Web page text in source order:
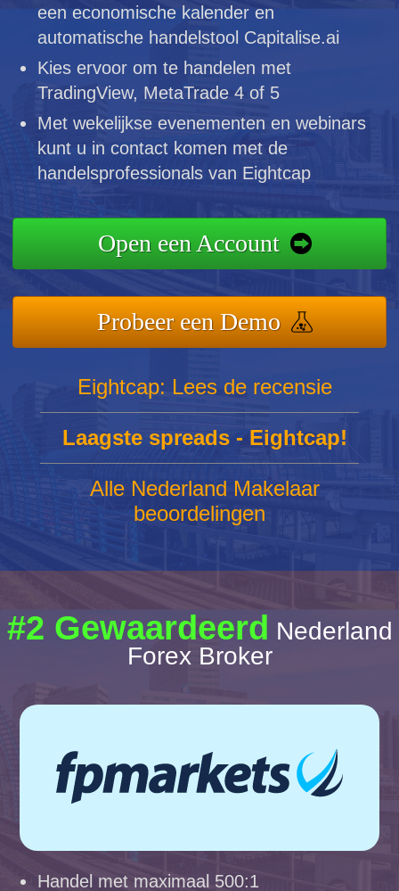
een economische kalender en
automatische handelstool Capitalise.ai
Kies ervoor om te handelen met
TradingView, MetaTrade 4 of 5
Met wekelijkse evenementen en webinars
kunt u in contact komen met de
handelsprofessionals van Eightcap
Open een Account
Probeer een Demo
Eightcap: Lees de recensie
Laagste spreads - Eightcap!
Alle Nederland Makelaar
beoordelingen
#2 Gewaardeerd Nederland
Forex Broker
Handel met maximaal 500:1